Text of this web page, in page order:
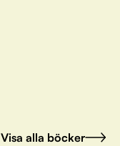
Visa alla böcker